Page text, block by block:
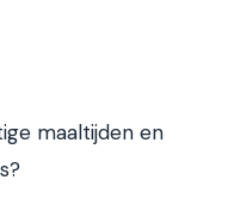
maaltijden en